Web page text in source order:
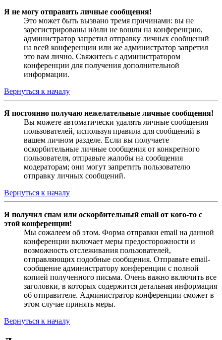
Я не могу отправить личные сообщения!
Это может быть вызвано тремя причинами: вы не
зарегистрированы и/или не вошли на конференцию,
администратор запретил отправку личных сообщений
на всей конференции или же администратор запретил
это вам лично. Свяжитесь с администратором
конференции для получения дополнительной
информации.
Вернуться к началу
Я постоянно получаю нежелательные личные сообщения!
Вы можете автоматически удалять личные сообщения
пользователей, используя правила для сообщений в
вашем личном разделе. Если вы получаете
оскорбительные личные сообщения от конкретного
пользователя, отправьте жалобы на сообщения
модераторам; они могут запретить пользователю
отправку личных сообщений.
Вернуться к началу
Я получил спам или оскорбительный email от кого-то с
этой конференции!
Мы сожалеем об этом. Форма отправки email на данной
конференции включает меры предосторожности и
возможность отслеживания пользователей,
отправляющих подобные сообщения. Отправьте email-
сообщение администратору конференции с полной
копией полученного письма. Очень важно включить все
заголовки, в которых содержится детальная информация
об отправителе. Администратор конференции сможет в
этом случае принять меры.
Вернуться к началу